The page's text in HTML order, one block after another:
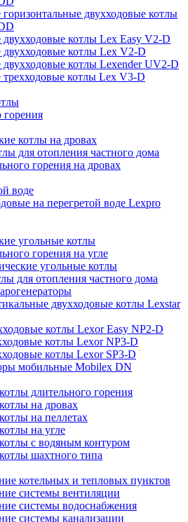
двухходовые котлы
котлы Lex Easy V2-D
котлы Lex V2-D
котлы Lexender UV2-D
котлы Lex V3-D
горения
котлы на дровах
для отопления частного дома
горения на дровах
воде
на перегретой воде Lexpro
угольные котлы
горения на угле
угольные котлы
для отопления частного дома
двухходовые котлы Lexstar
котлы Lexor Easy NP2-D
котлы Lexor NP3-D
котлы Lexor SP3-D
мобильные Mobilex DN
длительного горения
на дровах
на пеллетах
на угле
с водяным контуром
шахтного типа
котельных и тепловых пунктов
системы вентиляции
системы водоснабжения
системы канализации